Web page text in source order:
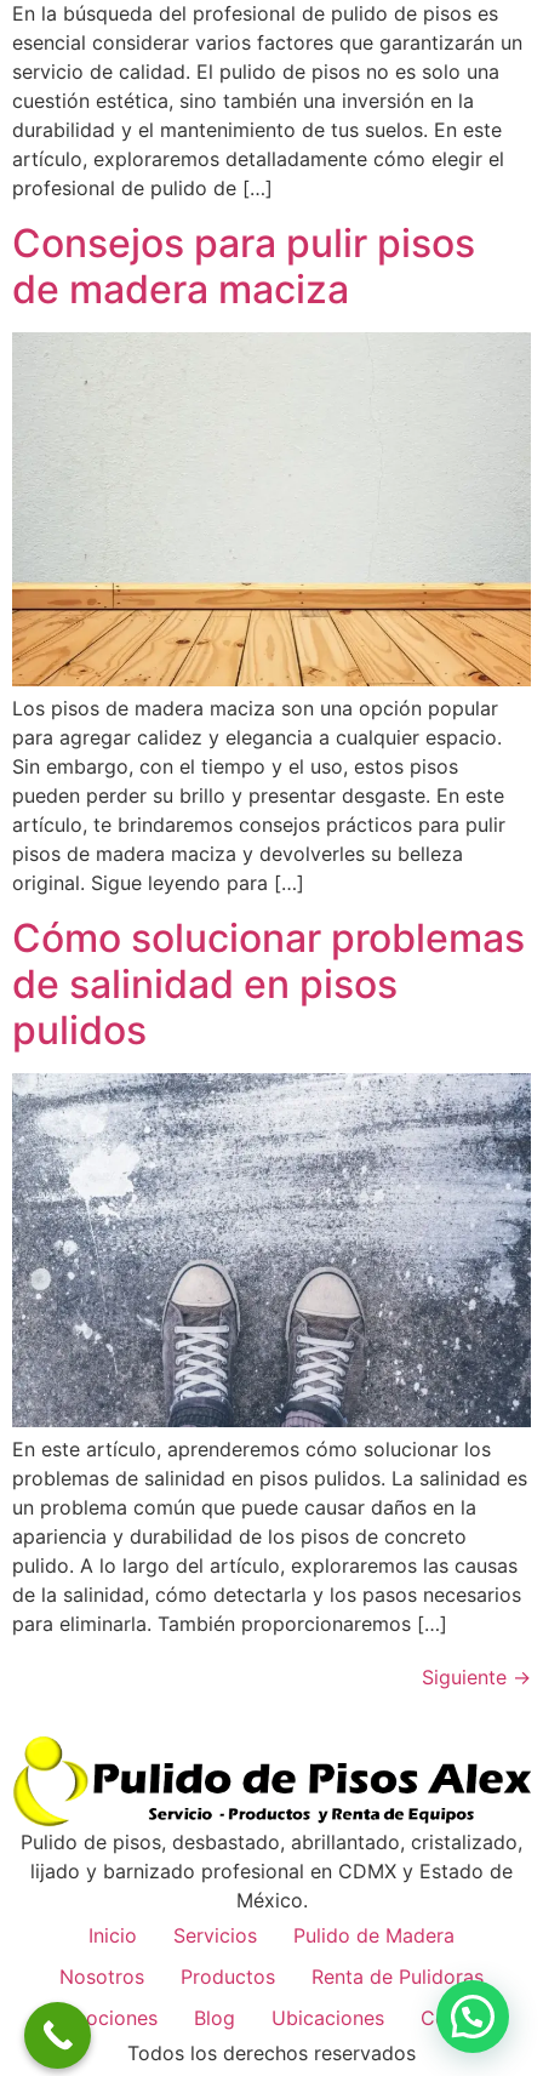
En la búsqueda del profesional de pulido de pisos es
esencial considerar varios factores que garantizarán un
servicio de calidad. El pulido de pisos no es solo una
cuestión estética, sino también una inversión en la
durabilidad y el mantenimiento de tus suelos. En este
artículo, exploraremos detalladamente cómo elegir el
profesional de pulido de […]
Consejos para pulir pisos
de madera maciza
Los pisos de madera maciza son una opción popular
para agregar calidez y elegancia a cualquier espacio.
Sin embargo, con el tiempo y el uso, estos pisos
pueden perder su brillo y presentar desgaste. En este
artículo, te brindaremos consejos prácticos para pulir
pisos de madera maciza y devolverles su belleza
original. Sigue leyendo para […]
Cómo solucionar problemas
de salinidad en pisos
pulidos
En este artículo, aprenderemos cómo solucionar los
problemas de salinidad en pisos pulidos. La salinidad es
un problema común que puede causar daños en la
apariencia y durabilidad de los pisos de concreto
pulido. A lo largo del artículo, exploraremos las causas
de la salinidad, cómo detectarla y los pasos necesarios
para eliminarla. También proporcionaremos […]
Siguiente →
Pulido de pisos, desbastado, abrillantado, cristalizado,
lijado y barnizado profesional en CDMX y Estado de
México.
Inicio
Servicios
Pulido de Madera
Nosotros
Productos
Renta de Pulidoras
Promociones
Blog Ubicaciones
Contacto
Todos los derechos reservados